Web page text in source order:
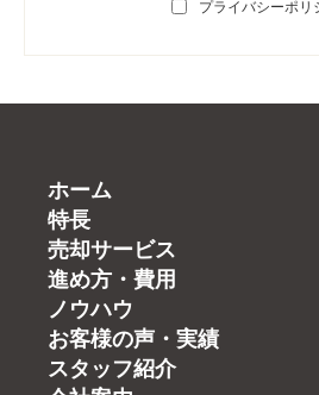
プライバシーポリ
ホーム
特長
売却サービス
進め方・費用
ノウハウ
お客様の声・実績
スタッフ紹介